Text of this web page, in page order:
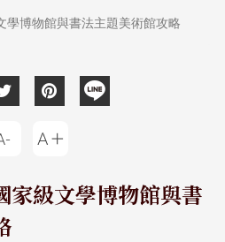
學博物館與書法主題美術館攻略
家級文學博物館與書